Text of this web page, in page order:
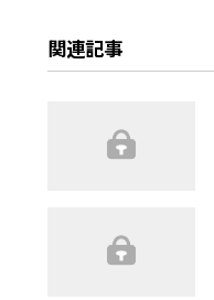
関連記事